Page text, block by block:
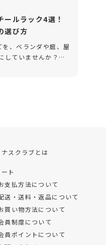
ールラック4選！
選び方
、ベランダや庭、屋
していませんか？屋
ナスクラブとは
ト
支払方法について
送・送料・返品について
買い物方法について
員制度について
員ポイントについて